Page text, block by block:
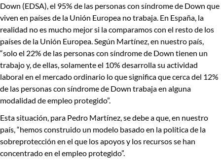
Down (EDSA),el 95% de las personas con síndrome de Down que
viven en países de la Unión Europea no trabaja. En España, la
realidad no es mucho mejor si la comparamos con el resto de los
países de la Unión Europea. Según Martínez, en nuestro país,
“solo el 22% de las personas con síndrome de Down tienen un
trabajoy, de ellas, solamenteel 10% desarrolla su actividad
laboral en el mercado ordinario lo que significa que cerca del 12%
de las personas con síndrome de Down trabaja en alguna
modalidad de empleo protegido”.
Esta situación, para Pedro Martínez, se debe a que, en nuestro
país,“hemos construido un modelo basado en la política de la
sobreprotección en el que los apoyos y los recursos se han
concentrado en el empleo protegido”.